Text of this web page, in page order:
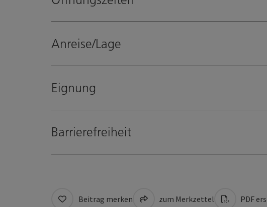
Anreise/Lage
Eignung
Barrierefreiheit
Beitrag merken zum Merkzettel PDF